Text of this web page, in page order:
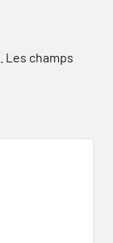
Les champs